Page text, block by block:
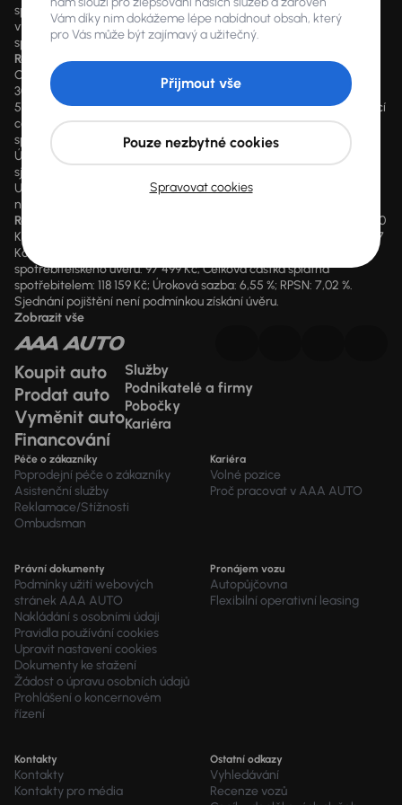
spotřebitelského úvěru. Pokud máte zájem o konkrétní kalkulaci,
vyplňte prosím údaje ve formuláři a nechte naše finanční
specialisty, aby pro vás na míru sestavili finanční plán.
Reprezentativní příklad
Cena: 250 000 Kč, Akontace (podíl zákazníka na pořizovací ceně):
30 %, tj. 75 000 Kč, Doba trvání úvěru: 60 měsíců, Měsíční splátka: 3
546 Kč, Celková výše spotřebitelského úvěru: 175 000 Kč (pořizovací
cena mínus podíl zákazníka na pořizovací ceně), Celková částka
splatná spotřebitelem: 212 760 Kč (splátka x počet splátek),
Úroková sazba: 7,97 %, RPSN: 8,27 %. Podmínkou získání úvěru není
sjednání pojištění.
U výpočtu financování může být použit produkt s poslední
navýšenou splátkou až 35 % z ceny vozu.
Reprezentativní příklad:
Cena: 149 999 Kč; Akontace: 35 %, tj. 52 500
Kč; Doba trvání úvěru: 48 měsíců; Měsíční splátka: 1397 Kč (47 x 1397
Kč); Poslední navýšená splátka: 52 500 Kč; Celková výše
spotřebitelského úvěru: 97 499 Kč; Celková částka splatná
spotřebitelem: 118 159 Kč; Úroková sazba: 6,55 %; RPSN: 7,02 %.
Sjednání pojištění není podmínkou získání úvěru.
Zobrazit vše
Koupit auto
Prodat auto
Vyměnit auto
Financování
Služby
Podnikatelé a firmy
Pobočky
Kariéra
Péče o zákazníky
Poprodejní péče o zákazníky
Asistenční služby
Reklamace/Stížnosti
Ombudsman
Kariéra
Volné pozice
Proč pracovat v AAA AUTO
Právní dokumenty
Podmínky užití webových
stránek AAA AUTO
Nakládání s osobními údaji
Pravidla používání cookies
Upravit nastavení cookies
Dokumenty ke stažení
Žádost o úpravu osobních údajů
Prohlášení o koncernovém
řízení
Pronájem vozu
Autopůjčovna
Flexibilní operativní leasing
Kontakty
Kontakty
Kontakty pro média
Ostatní odkazy
Vyhledávání
Recenze vozů
Vám díky nim dokážeme lépe nabídnout obsah, který
pro Vás může být zajímavý a užitečný.
Spravovat cookies
Pouze nezbytné cookies
Přijmout vše